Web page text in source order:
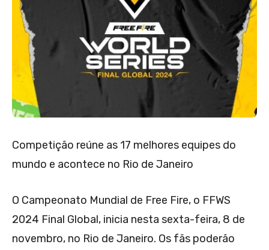
Competição reúne as 17 melhores equipes do
mundo e acontece no Rio de Janeiro
O Campeonato Mundial de Free Fire, o FFWS
2024 Final Global, inicia nesta sexta-feira, 8 de
novembro, no Rio de Janeiro. Os fãs poderão